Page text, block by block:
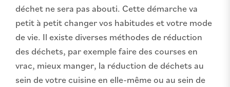
déchet ne sera pas abouti. Cette démarche va
petit à petit changer vos habitudes et votre mode
de vie. Il existe diverses méthodes de réduction
des déchets, par exemple faire des courses en
vrac, mieux manger, la réduction de déchets au
sein de votre cuisine en elle-même ou au sein de